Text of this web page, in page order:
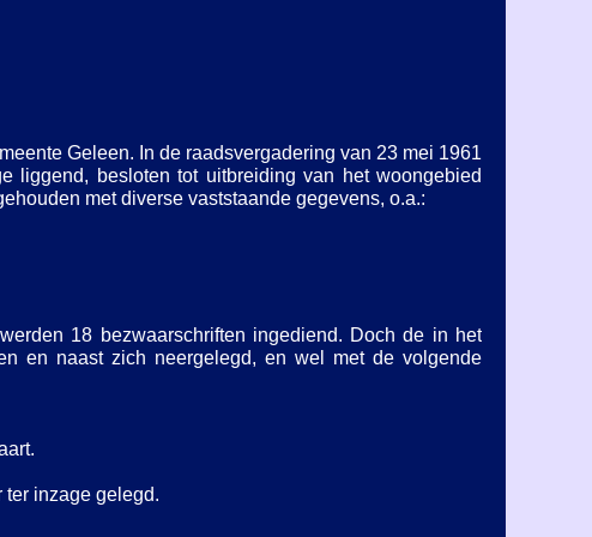
Geleen. In de raadsvergadering van 23 mei 1961
liggend, besloten tot uitbreiding van het woongebied
met diverse vaststaande gegevens, o.a.:
18 bezwaarschriften ingediend. Doch de in het
en naast zich neergelegd, en wel met de volgende
ter inzage gelegd.